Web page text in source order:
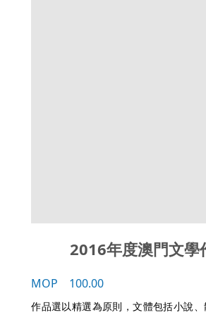
2016年度澳門文學
MOP 100.00
作品選以精選為原則，文體包括小說